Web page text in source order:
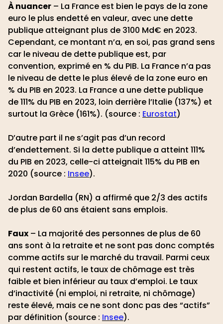
À nuancer – La France est bien le pays de la zone
euro le plus endetté en valeur, avec une dette
publique atteignant plus de 3100 Md€ en 2023.
Cependant, ce montant n’a, en soi, pas grand sens
car le niveau de dette publique est, par
convention, exprimé en % du PIB. La France n’a pas
le niveau de dette le plus élevé de la zone euro en
% du PIB en 2023. La France a une dette publique
de 111% du PIB en 2023, loin derrière l’Italie (137%) et
surtout la Grèce (161%). (source : Eurostat)
D’autre part il ne s’agit pas d’un record
d’endettement. Si la dette publique a atteint 111%
du PIB en 2023, celle-ci atteignait 115% du PIB en
2020 (source : Insee).
Jordan Bardella (RN) a affirmé que 2/3 des actifs
de plus de 60 ans étaient sans emplois.
Faux – La majorité des personnes de plus de 60
ans sont à la retraite et ne sont pas donc comptés
comme actifs sur le marché du travail. Parmi ceux
qui restent actifs, le taux de chômage est très
faible et bien inférieur au taux d’emploi. Le taux
d’inactivité (ni emploi, ni retraite, ni chômage)
reste élevé, mais ce ne sont donc pas des “actifs”
par définition (source : Insee).